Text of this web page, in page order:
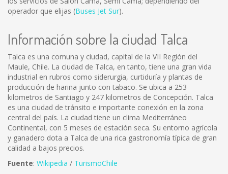
operador que elijas (Buses Jet Sur).
Información sobre la ciudad Talca
Talca es una comuna y ciudad, capital de la VII Región del
Maule, Chile. La ciudad de Talca, en tanto, tiene una gran vida
industrial en rubros como siderurgia, curtiduría y plantas de
producción de harina junto con tabaco. Se ubica a 253
kilometros de Santiago y 247 kilometros de Concepción. Talca
es una ciudad de tránsito e importante conexión en la zona
central del país. La ciudad tiene un clima Mediterráneo
Continental, con 5 meses de estación seca. Su entorno agrícola
y ganadero dota a Talca de una rica gastronomía típica de gran
calidad a bajos precios.
Fuente: Wikipedia / TurismoChile